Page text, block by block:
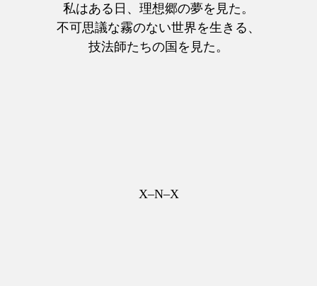
私はある日、理想郷の夢を見た。
不可思議な霧のない世界を生きる、
技法師たちの国を見た。
X–N–X